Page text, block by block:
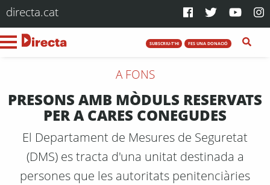
directa.cat
SUBSCRIU-T'HI FES UNA DONACIÓ
A FONS
PRESONS AMB MÒDULS RESERVATS
PER A CARES CONEGUDES
El Departament de Mesures de Seguretat
(DMS) es tracta d'una unitat destinada a
persones que les autoritats penitenciàries